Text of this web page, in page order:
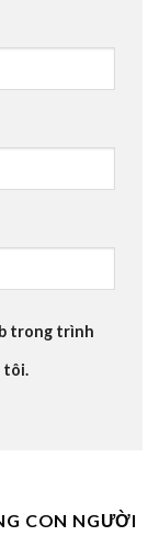
trong trình
tôi.
CON NGƯỜI